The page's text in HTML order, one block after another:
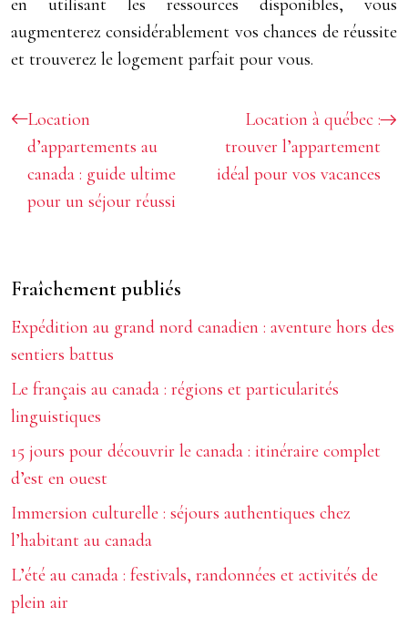
en utilisant les ressources disponibles, vous
augmenterez considérablement vos chances de réussite
et trouverez le logement parfait pour vous.
Location
d’appartements au
canada : guide ultime
pour un séjour réussi
Location à québec :
trouver l’appartement
idéal pour vos vacances
Fraîchement publiés
Expédition au grand nord canadien : aventure hors des
sentiers battus
Le français au canada : régions et particularités
linguistiques
15 jours pour découvrir le canada : itinéraire complet
d’est en ouest
Immersion culturelle : séjours authentiques chez
l’habitant au canada
L’été au canada : festivals, randonnées et activités de
plein air